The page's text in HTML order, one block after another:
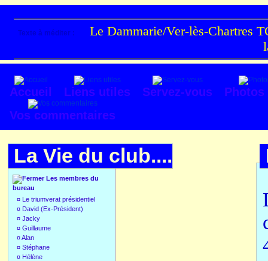
Texte à méditer :
Le Dammarie/Ver-lès-Chartres
Accueil Liens utiles Servez-vous
Photos
Vos commentaires
La Vie du club....
Les membres du
bureau
¤ Le triumverat présidentiel
¤ David (Ex-Président)
¤ Jacky
¤ Guillaume
¤Alan
¤ Stéphane
¤ Hélène